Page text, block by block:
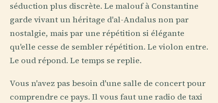
séduction plus discrète. Le malouf à Constantine
garde vivant un héritage d'al-Andalus non par
nostalgie, mais par une répétition si élégante
qu'elle cesse de sembler répétition. Le violon entre.
Le oud répond. Le temps se replie.
Vous n'avez pas besoin d'une salle de concert pour
comprendre ce pays. Il vous faut une radio de taxi